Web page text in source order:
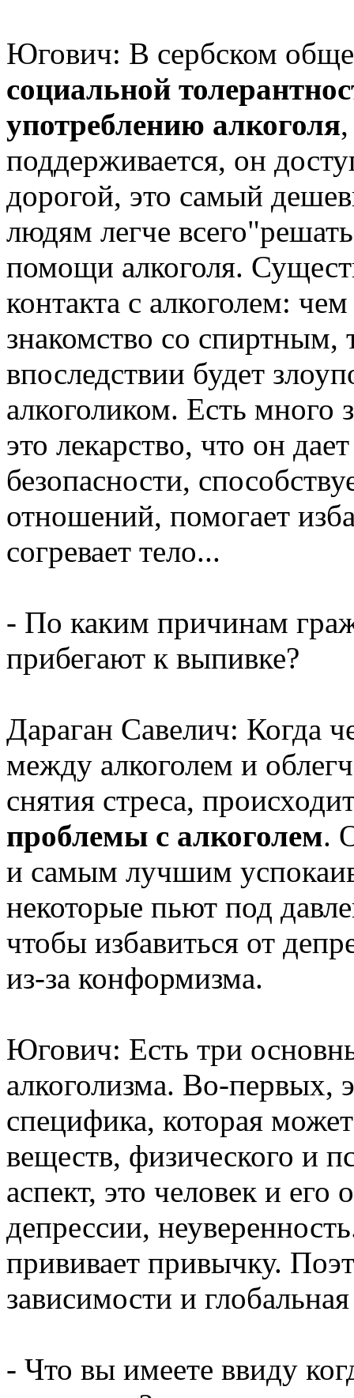
Югович: В сербском
социальной
употреблению алкоголя
поддерживается, он
дорогой, это самый
людям легче
помощи алкоголя.
контакта с алкоголем:
знакомство со спиртным,
впоследствии будет
алкоголиком. Есть много
это лекарство, что он
безопасности,
отношений, помогает
согревает тело...
- По каким причинам
прибегают к выпивке?
Дараган Савелич: Когда
между алкоголем и
снятия стреса,
проблемы с алкоголем.
и самым лучшим
некоторые пьют под
чтобы избавиться от
из-за конформизма.
Югович: Есть три
алкоголизма. Во-первых,
специфика, которая
веществ, физического и
аспект, это человек и его
депрессии,
прививает привычку.
зависимости и
- Что вы имеете ввиду